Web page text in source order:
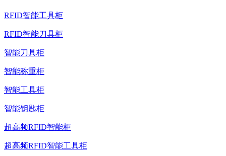
RFID智能工具柜
RFID智能刀具柜
智能刀具柜
智能称重柜
智能工具柜
智能钥匙柜
超高频RFID智能柜
超高频RFID智能工具柜